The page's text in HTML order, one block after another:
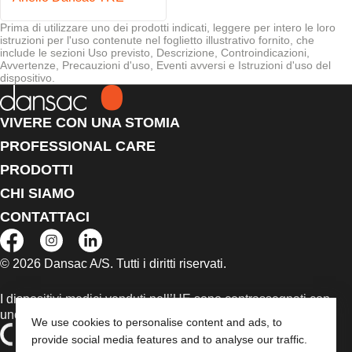
We use cookies to personalise content and ads, to
provide social media features and to analyse our traffic.
Prima di utilizzare uno dei prodotti indicati, leggere per intero le loro
istruzioni per l'uso contenute nel foglietto illustrativo fornito, che
include le sezioni Uso previsto, Descrizione, Controindicazioni,
Avvertenze, Precauzioni d'uso, Eventi avversi e Istruzioni d'uso del
dispositivo.
VIVERE CON UNA STOMIA
PROFESSIONAL CARE
PRODOTTI
CHI SIAMO
CONTATTACI
© 2026 Dansac A/S. Tutti i diritti riservati.
I dispositivi medici venduti nell’UE sono contrassegnati con
uno dei seguenti simboli, a seconda dei casi